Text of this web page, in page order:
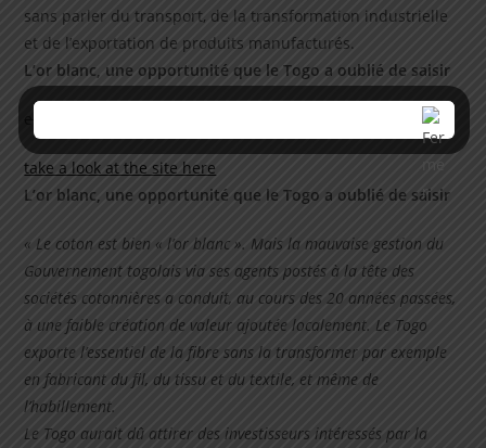
sans parler du transport, de la transformation industrielle
et de l’exportation de produits manufacturés.
L’or blanc, une opportunité que le Togo a oublié de saisir
take a look at the site here
L’or blanc, une opportunité que le Togo a oublié de saisir
« Le coton est bien « l’or blanc ». Mais la mauvaise gestion du
Gouvernement togolais via ses agents postés à la tête des
sociétés cotonnières a conduit, au cours des 20 années passées,
à une faible création de valeur ajoutée localement. Le Togo
exporte l’essentiel de la fibre sans la transformer par exemple
en fabricant du fil, du tissu et du textile, et même de
l’habillement.
Le Togo aurait dû attirer des investisseurs intéressés par la